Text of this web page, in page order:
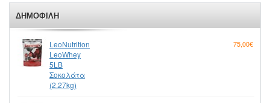
ΔΗΜΟΦΙΛΉ
LeoNutrition
LeoWhey
5LB
Σοκολάτα
(2.27kg)
75,00€